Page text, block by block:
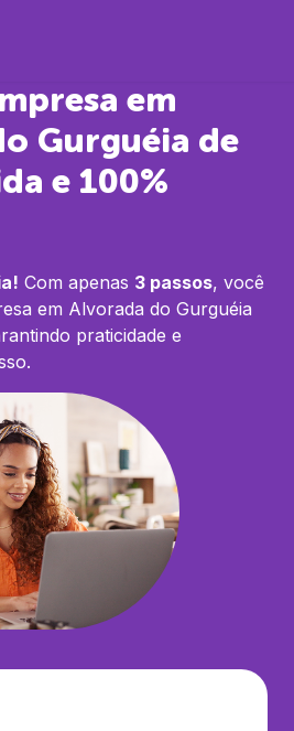
em
Gurguéia de
e 100%
Com apenas 3 passos, você
em Alvorada do Gurguéia
praticidade e